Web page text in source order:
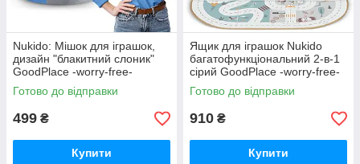
Nukido: Мішок для іграшок,
дизайн "блакитний слоник"
GoodPlace -worry-free-
shopping-
Готово до відправки
499 ₴
Купити
Ящик для іграшок Nukido
багатофункціональний 2-в-1
сірий GoodPlace -worry-free-
shopping-
Готово до відправки
910 ₴
Купити